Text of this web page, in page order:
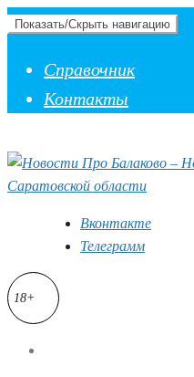
Показать/Скрыть навигацию
Справочник
Контакты
Вконтакте
Телеграмм
18+